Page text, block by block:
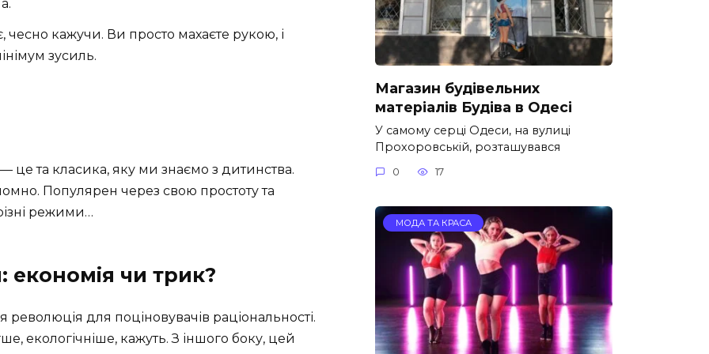
чесно кажучи. Ви просто махаєте рукою, і
зусиль.
та класика, яку ми знаємо з дитинства.
Популярен через свою простоту та
режими…
чи трик?
для поціновувачів раціональності.
екологічніше, кажуть. З іншого боку, цей
Магазин будівельних
матеріалів Будіва в Одесі
У самому серці Одеси, на вулиці
Прохоровській, розташувався
0 17
МОДА ТА КРАСА